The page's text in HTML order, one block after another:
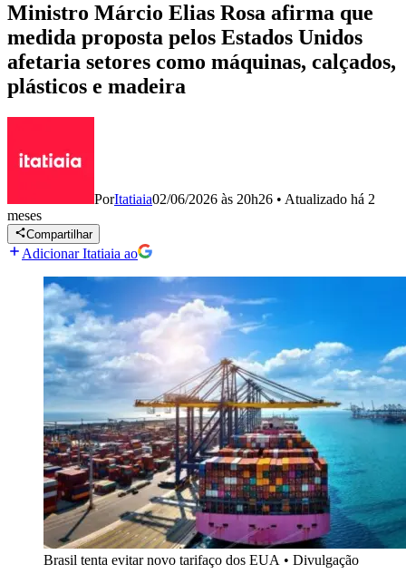
Ministro Márcio Elias Rosa afirma que
medida proposta pelos Estados Unidos
afetaria setores como máquinas, calçados,
plásticos e madeira
PorItatiaia02/06/2026 às 20h26 • Atualizado há 2
meses
Compartilhar
Adicionar Itatiaia ao
Brasil tenta evitar novo tarifaço dos EUA • Divulgação